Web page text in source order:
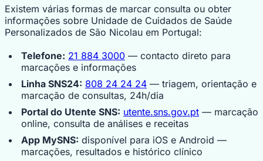
Existem várias formas de marcar consulta ou obter
informações sobre Unidade de Cuidados de Saúde
Personalizados de São Nicolau em Portugal:
Telefone: 21 884 3000 — contacto direto para
marcações e informações
Linha SNS24: 808 24 24 24 — triagem, orientação e
marcação de consultas, 24h/dia
Portal do Utente SNS: utente.sns.gov.pt — marcação
online, consulta de análises e receitas
App MySNS: disponível para iOS e Android —
marcações, resultados e histórico clínico